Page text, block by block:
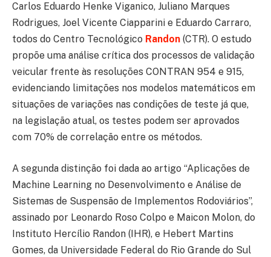
Carlos Eduardo Henke Viganico, Juliano Marques
Rodrigues, Joel Vicente Ciapparini e Eduardo Carraro,
todos do Centro Tecnológico Randon (CTR). O estudo
propõe uma análise crítica dos processos de validação
veicular frente às resoluções CONTRAN 954 e 915,
evidenciando limitações nos modelos matemáticos em
situações de variações nas condições de teste já que,
na legislação atual, os testes podem ser aprovados
com 70% de correlação entre os métodos.
A segunda distinção foi dada ao artigo “Aplicações de
Machine Learning no Desenvolvimento e Análise de
Sistemas de Suspensão de Implementos Rodoviários”,
assinado por Leonardo Roso Colpo e Maicon Molon, do
Instituto Hercílio Randon (IHR), e Hebert Martins
Gomes, da Universidade Federal do Rio Grande do Sul